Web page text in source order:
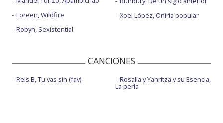
Loreen, Wildfire
Robyn, Sexistential
Xoel López, Oniria popular
CANCIONES
Rels B, Tu vas sin (fav) Rosalía y Yahritza y su Esencia,
La perla